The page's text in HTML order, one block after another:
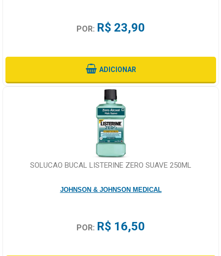
POR: R$ 23,90
ADICIONAR
SOLUCAO BUCAL LISTERINE ZERO SUAVE 250ML
JOHNSON & JOHNSON MEDICAL
POR: R$ 16,50